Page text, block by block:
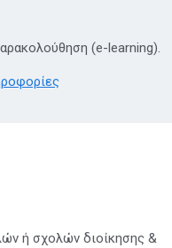
(e-learning).
ή σχολών διοίκησης &